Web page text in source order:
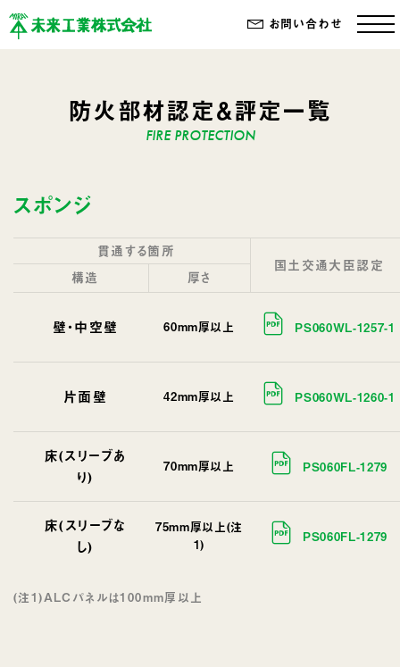
お問い合わせ
防火部材認定＆評定一覧
スポンジ
貫通する箇所
国土交通大臣認定
構造 厚さ
壁・中空壁 60mm厚以上 PS060WL-1257-1
片面壁 42mm厚以上 PS060WL-1260-1
床(スリーブあ
り)
70mm厚以上 PS060FL-1279
床(スリーブな
し)
75mm厚以上(注
1)
PS060FL-1279
(注1)ALCパネルは100mm厚以上